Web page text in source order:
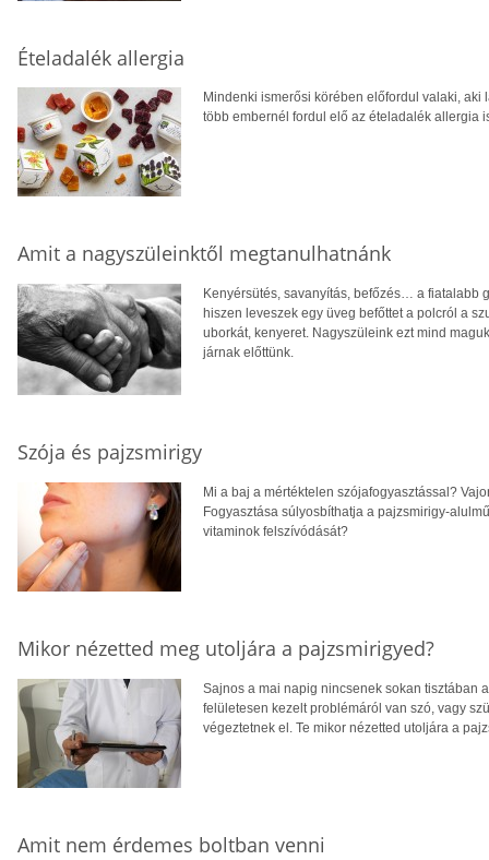
Ételadalék allergia
Mindenki ismerősi körében előfordul valaki,
több embernél fordul elő az ételadalék allergia
Amit a nagyszüleinktől megtanulhatnánk
Kenyérsütés, savanyítás, befőzés… a fiatalabb
hiszen leveszek egy üveg befőttet a polcról a
uborkát, kenyeret. Nagyszüleink ezt mind
járnak előttünk.
Szója és pajzsmirigy
Mi a baj a mértéktelen szójafogyasztással?
Fogyasztása súlyosbíthatja a pajzsmirigy-
vitaminok felszívódását?
Mikor nézetted meg utoljára a pajzsmirigyed?
Sajnos a mai napig nincsenek sokan tisztában
felületesen kezelt problémáról van szó, vagy
végeztetnek el. Te mikor nézetted utoljára a
Amit nem érdemes boltban venni